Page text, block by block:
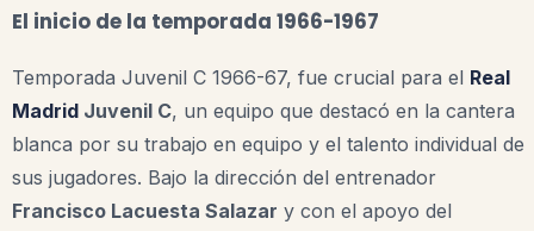
El inicio de la temporada 1966-1967
Temporada Juvenil C 1966-67, fue crucial para el Real
Madrid Juvenil C, un equipo que destacó en la cantera
blanca por su trabajo en equipo y el talento individual de
sus jugadores. Bajo la dirección del entrenador
Francisco Lacuesta Salazar y con el apoyo del